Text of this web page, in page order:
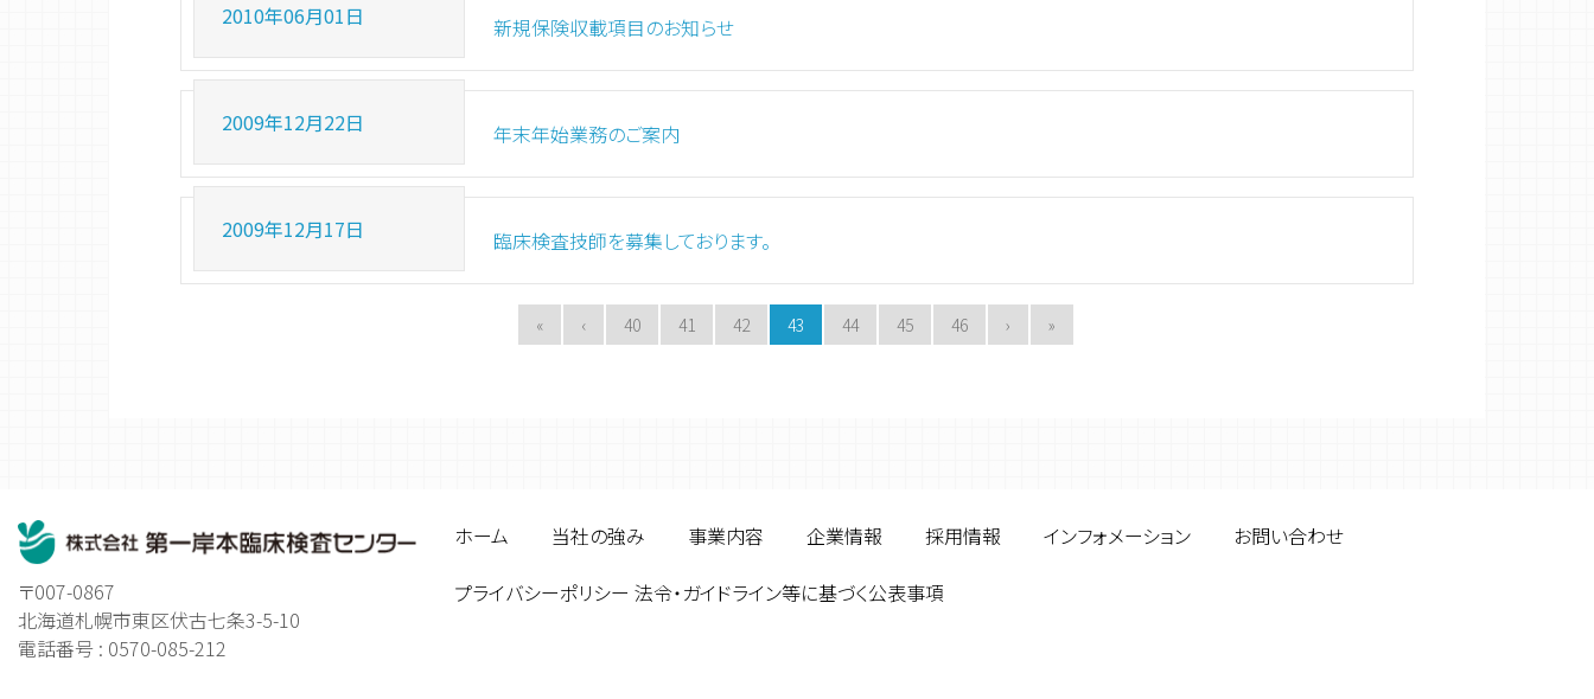
2010年06月01日 新規保険収載項目のお知らせ
2009年12月22日 年末年始業務のご案内
2009年12月17日 臨床検査技師を募集しております。
« ‹ 40 41 42 43 44 45 46 › »
〒007-0867
北海道札幌市東区伏古七条3-5-10
電話番号 : 0570-085-212
ホーム 当社の強み 事業内容 企業情報 採用情報 インフォメーション
お問い合わせ
プライバシーポリシー 法令・ガイドライン等に基づく公表事項